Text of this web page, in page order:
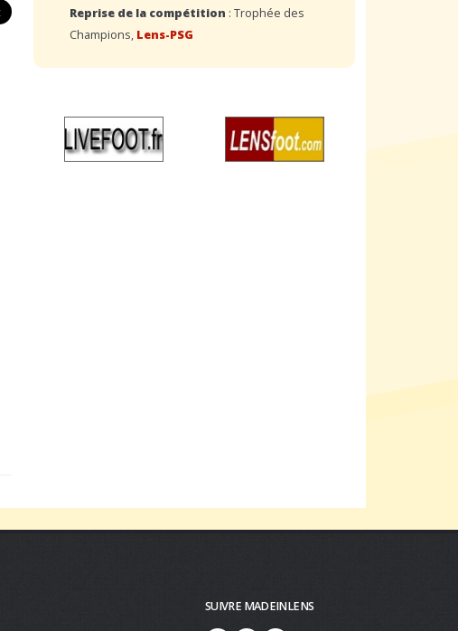
Reprise de la compétition : Trophée des
Champions, Lens-PSG
SUIVRE MADEINLENS